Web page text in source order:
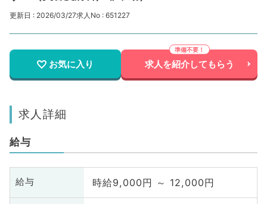
更新日 : 2026/03/27求人No : 651227
お気に入り 求人を紹介してもらう
求人詳細
給与
給与 時給9,000円 ～ 12,000円